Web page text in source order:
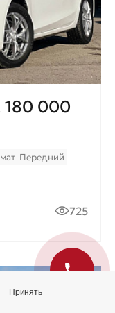
180 000
Передний
725
Принять